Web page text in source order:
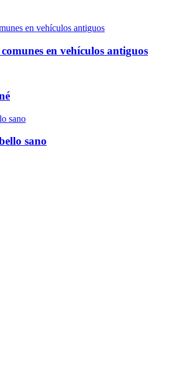
en vehículos antiguos
sano